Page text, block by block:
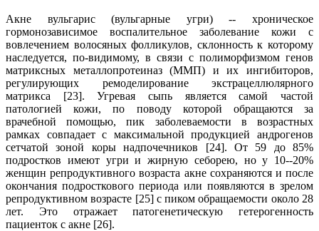
Акне вульгарис (вульгарные угри) -- хроническое
гормонозависимое воспалительное заболевание кожи с
вовлечением волосяных фолликулов, склонность к которому
наследуется, по-видимому, в связи с полиморфизмом генов
матриксных металлопротеиназ (ММП) и их ингибиторов,
регулирующих ремоделирование экстрацеллюлярного
матрикса [23]. Угревая сыпь является самой частой
патологией кожи, по поводу которой обращаются за
врачебной помощью, пик заболеваемости в возрастных
рамках совпадает с максимальной продукцией андрогенов
сетчатой зоной коры надпочечников [24]. От 59 до 85%
подростков имеют угри и жирную себорею, но у 10--20%
женщин репродуктивного возраста акне сохраняются и после
окончания подросткового периода или появляются в зрелом
репродуктивном возрасте [25] с пиком обращаемости около 28
лет. Это отражает патогенетическую гетерогенность
пациенток с акне [26].